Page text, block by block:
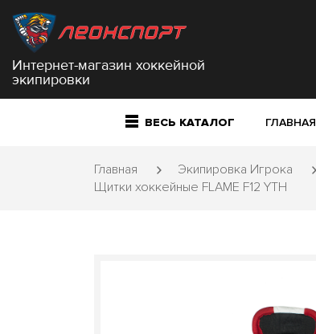
Интернет-магазин хоккейной
экипировки
ВЕСЬ КАТАЛОГ ГЛАВНАЯ
Главная Экипировка Игрока
Щитки хоккейные FLAME F12 YTH